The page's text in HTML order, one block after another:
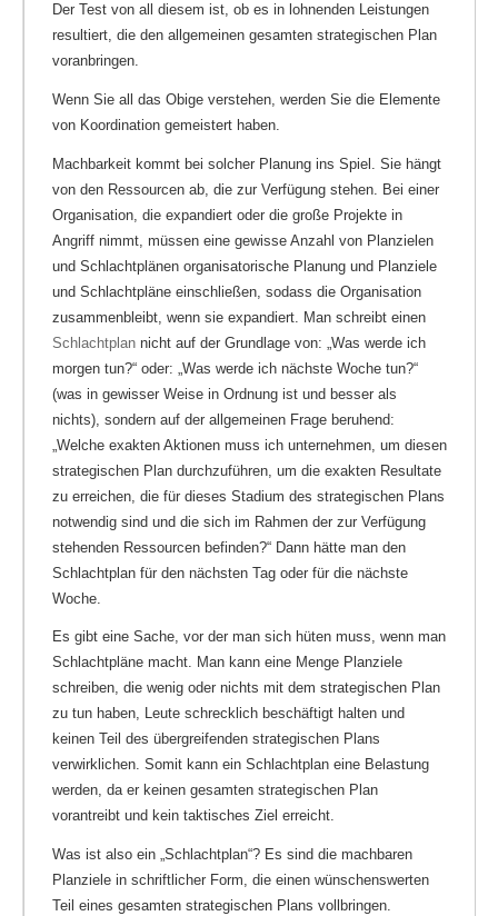
Der Test von all diesem ist, ob es in lohnenden Leistungen
resultiert, die den allgemeinen gesamten strategischen Plan
voranbringen.
Wenn Sie all das Obige verstehen, werden Sie die Elemente
von Koordination gemeistert haben.
Machbarkeit kommt bei solcher Planung ins Spiel. Sie hängt
von den Ressourcen ab, die zur Verfügung stehen. Bei einer
Organisation, die expandiert oder die große Projekte in
Angriff nimmt, müssen eine gewisse Anzahl von Planzielen
und Schlachtplänen organisatorische Planung und Planziele
und Schlachtpläne einschließen, sodass die Organisation
zusammenbleibt, wenn sie expandiert. Man schreibt einen
Schlachtplan nicht auf der Grundlage von: „Was werde ich
morgen tun?“ oder: „Was werde ich nächste Woche tun?“
(was in gewisser Weise in Ordnung ist und besser als
nichts), sondern auf der allgemeinen Frage beruhend:
„Welche exakten Aktionen muss ich unternehmen, um diesen
strategischen Plan durchzuführen, um die exakten Resultate
zu erreichen, die für dieses Stadium des strategischen Plans
notwendig sind und die sich im Rahmen der zur Verfügung
stehenden Ressourcen befinden?“ Dann hätte man den
Schlachtplan für den nächsten Tag oder für die nächste
Woche.
Es gibt eine Sache, vor der man sich hüten muss, wenn man
Schlachtpläne macht. Man kann eine Menge Planziele
schreiben, die wenig oder nichts mit dem strategischen Plan
zu tun haben, Leute schrecklich beschäftigt halten und
keinen Teil des übergreifenden strategischen Plans
verwirklichen. Somit kann ein Schlachtplan eine Belastung
werden, da er keinen gesamten strategischen Plan
vorantreibt und kein taktisches Ziel erreicht.
Was ist also ein „Schlachtplan“? Es sind die machbaren
Planziele in schriftlicher Form, die einen wünschenswerten
Teil eines gesamten strategischen Plans vollbringen.